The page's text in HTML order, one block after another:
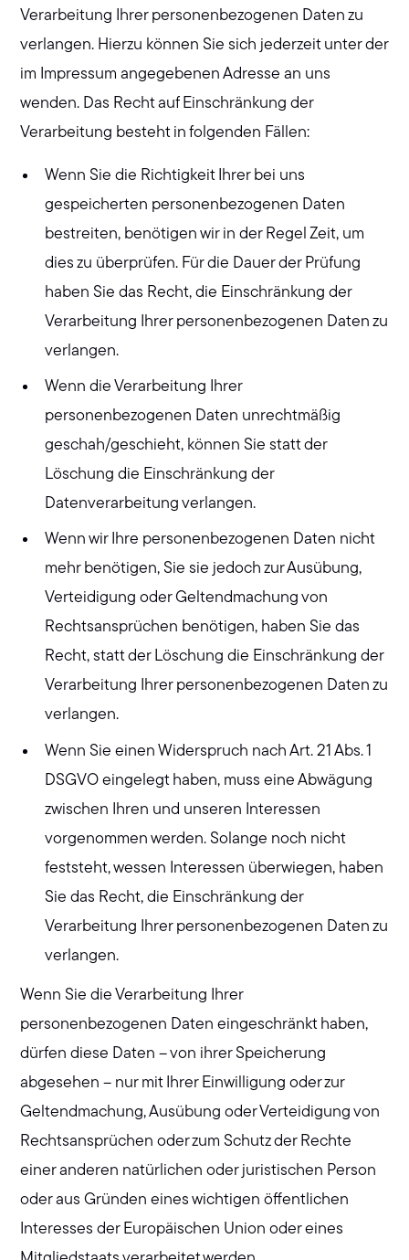
Verarbeitung Ihrer personenbezogenen Daten zu
verlangen. Hierzu können Sie sich jederzeit unter der
im Impressum angegebenen Adresse an uns
wenden. Das Recht auf Einschränkung der
Verarbeitung besteht in folgenden Fällen:
Wenn Sie die Richtigkeit Ihrer bei uns
gespeicherten personenbezogenen Daten
bestreiten, benötigen wir in der Regel Zeit, um
dies zu überprüfen. Für die Dauer der Prüfung
haben Sie das Recht, die Einschränkung der
Verarbeitung Ihrer personenbezogenen Daten zu
verlangen.
Wenn die Verarbeitung Ihrer
personenbezogenen Daten unrechtmäßig
geschah/geschieht, können Sie statt der
Löschung die Einschränkung der
Datenverarbeitung verlangen.
Wenn wir Ihre personenbezogenen Daten nicht
mehr benötigen, Sie sie jedoch zur Ausübung,
Verteidigung oder Geltendmachung von
Rechtsansprüchen benötigen, haben Sie das
Recht, statt der Löschung die Einschränkung der
Verarbeitung Ihrer personenbezogenen Daten zu
verlangen.
Wenn Sie einen Widerspruch nach Art. 21 Abs. 1
DSGVO eingelegt haben, muss eine Abwägung
zwischen Ihren und unseren Interessen
vorgenommen werden. Solange noch nicht
feststeht, wessen Interessen überwiegen, haben
Sie das Recht, die Einschränkung der
Verarbeitung Ihrer personenbezogenen Daten zu
verlangen.
Wenn Sie die Verarbeitung Ihrer
personenbezogenen Daten eingeschränkt haben,
dürfen diese Daten – von ihrer Speicherung
abgesehen – nur mit Ihrer Einwilligung oder zur
Geltendmachung, Ausübung oder Verteidigung von
Rechtsansprüchen oder zum Schutz der Rechte
einer anderen natürlichen oder juristischen Person
oder aus Gründen eines wichtigen öffentlichen
Interesses der Europäischen Union oder eines